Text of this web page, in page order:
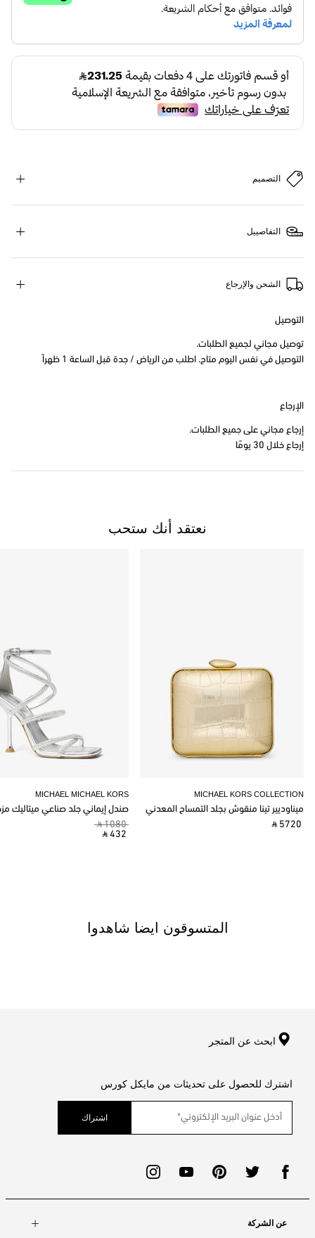
التصميم
التفاصييل
الشحن والإرجاع
التوصيل
توصيل مجاني لجميع الطلبات.
التوصيل في نفس اليوم متاح. اطلب من الرياض / جدة قبل الساعة 1 ظهراً
الإرجاع
إرجاع مجاني على جميع الطلبات.
إرجاع خلال 30 يومًا
نعتقد أنك ستحب
MICHAEL MICHAEL KORS
صندل إيماني جلد صناعي ميتاليك
‎ ⃁ 1080 ‎
‎ ⃁ 432 ‎
MICHAEL KORS COLLECTION
ميناوديير تينا منقوش بجلد التمساح المعدني
‎ ⃁ 5720 ‎
المتسوقون ايضا شاهدوا
ابحث عن المتجر
اشترك للحصول على تحديثات من مايكل كورس
اشتراك
عن الشركة